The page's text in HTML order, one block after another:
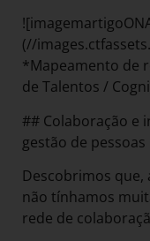
(//
*Mapeamento de
de Talentos /
## Colaboração e
gestão de pessoas
Descobrimos
não tínhamos
rede de